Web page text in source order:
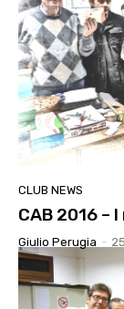
CLUB NEWS
CAB 2016 –
Giulio Perugia -